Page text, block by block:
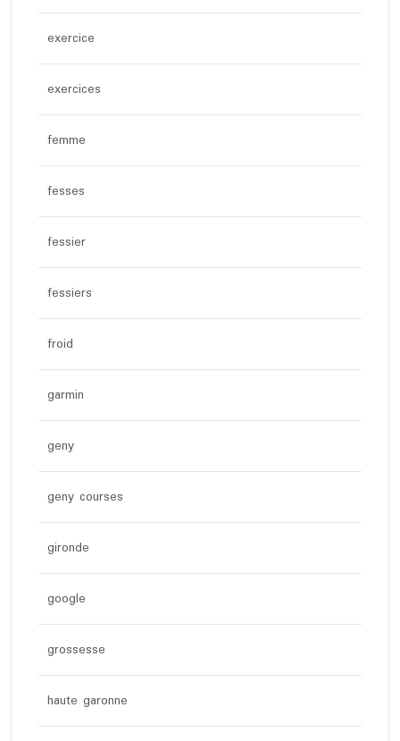
exercice
exercices
femme
fesses
fessier
fessiers
froid
garmin
geny
geny courses
gironde
google
grossesse
haute garonne